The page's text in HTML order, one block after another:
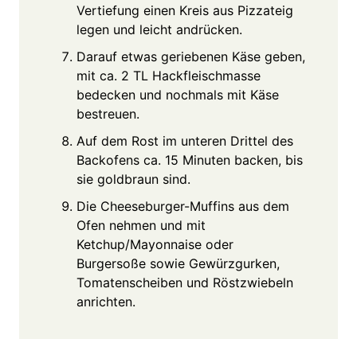
Vertiefung einen Kreis aus Pizzateig
legen und leicht andrücken.
Darauf etwas geriebenen Käse geben,
mit ca. 2 TL Hackfleischmasse
bedecken und nochmals mit Käse
bestreuen.
Auf dem Rost im unteren Drittel des
Backofens ca. 15 Minuten backen, bis
sie goldbraun sind.
Die Cheeseburger-Muffins aus dem
Ofen nehmen und mit
Ketchup/Mayonnaise oder
Burgersoße sowie Gewürzgurken,
Tomatenscheiben und Röstzwiebeln
anrichten.